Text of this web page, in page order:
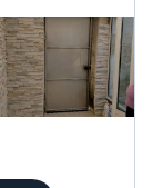
Océane et